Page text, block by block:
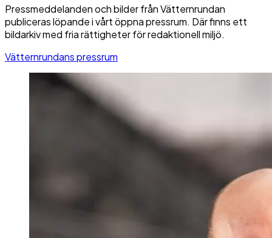
Pressmeddelanden och bilder från Vätternrundan
publiceras löpande i vårt öppna pressrum. Där finns ett
bildarkiv med fria rättigheter för redaktionell miljö.
Vätternrundans pressrum